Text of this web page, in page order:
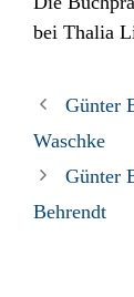
bei Thalia
Günter
Waschke
Günter
Behrendt